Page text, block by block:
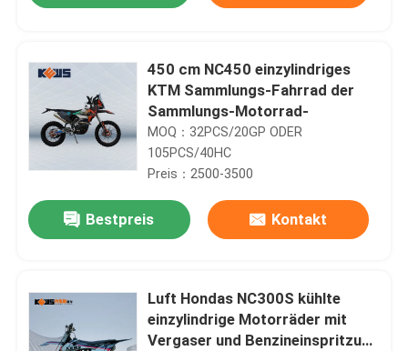
450 cm NC450 einzylindriges
KTM Sammlungs-Fahrrad der
Sammlungs-Motorrad-
MOQ：32PCS/20GP ODER
105PCS/40HC
Preis：2500-3500
Bestpreis Kontakt
Luft Hondas NC300S kühlte
einzylindrige Motorräder mit
Vergaser und Benzineinspritzung